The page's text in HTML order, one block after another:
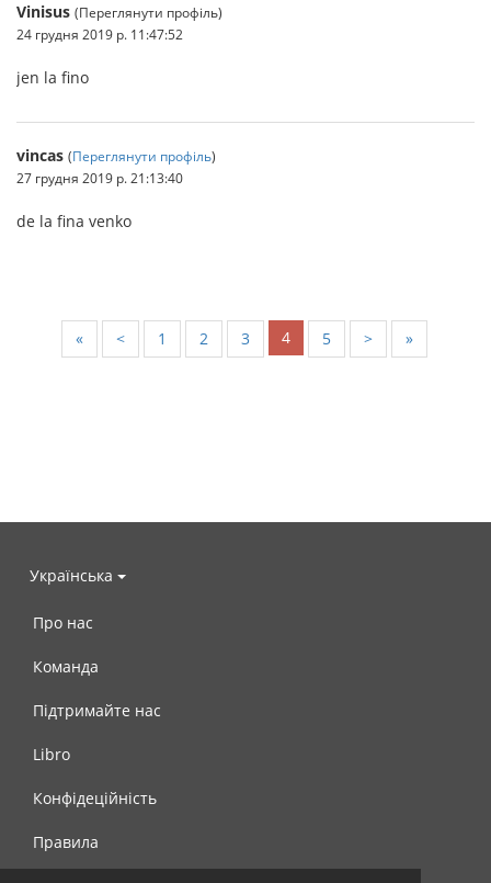
Vinisus (Переглянути профіль)
24 грудня 2019 р. 11:47:52
jen la fino
vincas (Переглянути профіль)
27 грудня 2019 р. 21:13:40
de la fina venko
« < 1 2 3 4 5 > »
Українська
Про нас
Команда
Підтримайте нас
Libro
Конфідеційність
Правила